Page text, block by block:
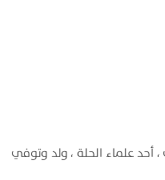
، أحد علماء الحلة ، ولد وتوفي